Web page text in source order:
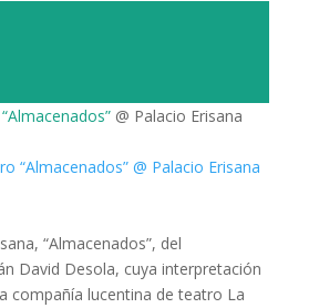
@ Palacio Erisana
“Almacenados”, del
David Desola, cuya interpretación
compañía lucentina de teatro La